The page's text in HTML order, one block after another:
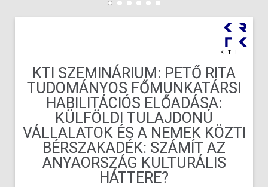
KTI SZEMINÁRIUM: PETŐ RITA
TUDOMÁNYOS FŐMUNKATÁRSI
HABILITÁCIÓS ELŐADÁSA:
KÜLFÖLDI TULAJDONÚ
VÁLLALATOK ÉS A NEMEK KÖZTI
BÉRSZAKADÉK: SZÁMÍT AZ
ANYAORSZÁG KULTURÁLIS
HÁTTERE?